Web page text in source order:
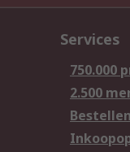
Services
750.000
2.500
Bestellen